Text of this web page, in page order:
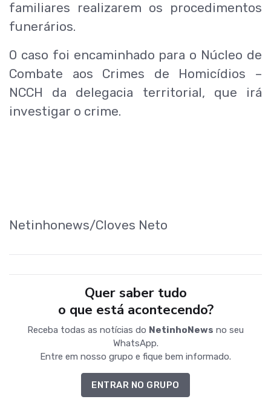
familiares realizarem os procedimentos
funerários.
O caso foi encaminhado para o Núcleo de
Combate aos Crimes de Homicídios –
NCCH da delegacia territorial, que irá
investigar o crime.
Netinhonews/Cloves Neto
Quer saber tudo
o que está acontecendo?
Receba todas as notícias do NetinhoNews no seu
WhatsApp.
Entre em nosso grupo e fique bem informado.
ENTRAR NO GRUPO